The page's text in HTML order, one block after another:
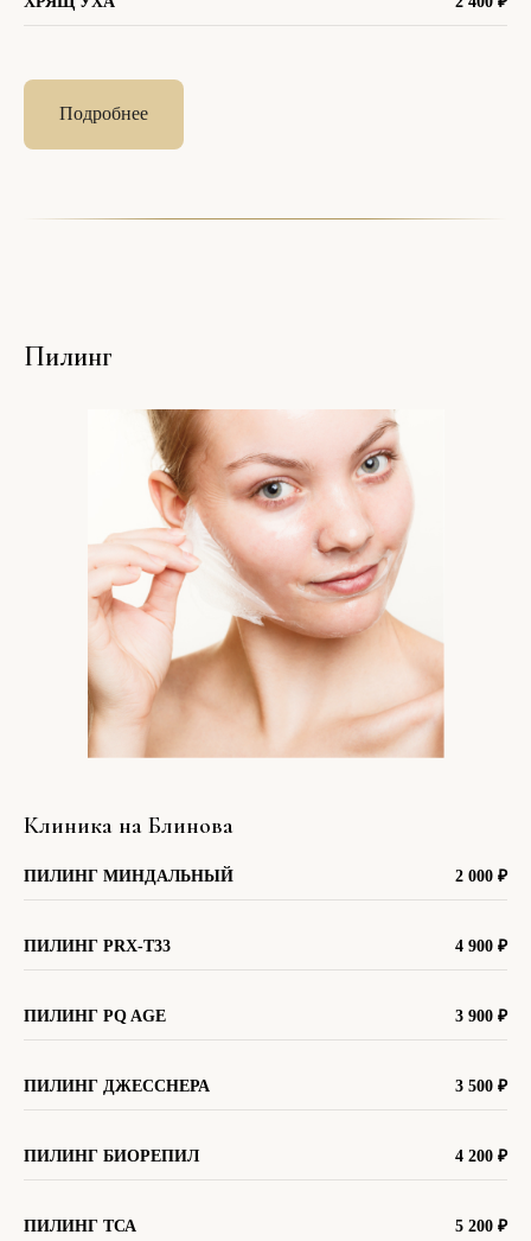
Подробнее
Пилинг
Клиника на Блинова
ПИЛИНГ МИНДАЛЬНЫЙ 2 000 ₽
ПИЛИНГ PRX-T33 4 900 ₽
ПИЛИНГ PQ AGE 3 900 ₽
ПИЛИНГ ДЖЕССНЕРА 3 500 ₽
ПИЛИНГ БИОРЕПИЛ 4 200 ₽
ПИЛИНГ ТСА 5 200 ₽